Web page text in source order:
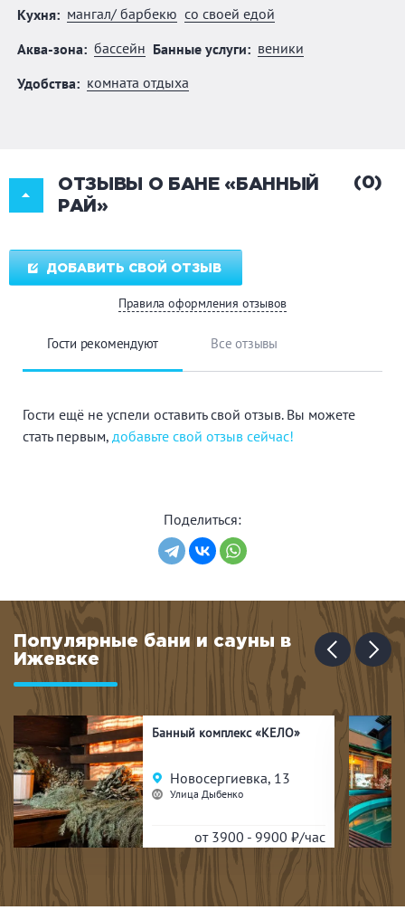
Кухня: мангал/ барбекю со своей едой
Аква-зона: бассейн Банные услуги: веники
Удобства: комната отдыха
ОТЗЫВЫ О БАНЕ «БАННЫЙ
РАЙ»
(0)
ДОБАВИТЬ СВОЙ ОТЗЫВ
Правила оформления отзывов
Гости рекомендуют Все отзывы
Гости ещё не успели оставить свой отзыв. Вы можете
стать первым, добавьте свой отзыв сейчас!
Поделиться:
Популярные бани и сауны в
Ижевске
Банный комплекс «КЕЛО»
Новосергиевка, 13
Улица Дыбенко
от 3900 - 9900 ₽/час